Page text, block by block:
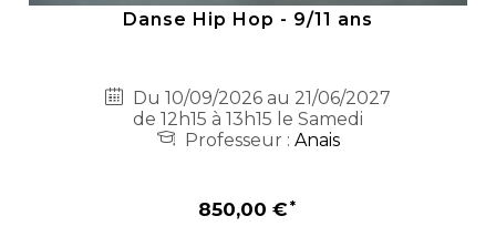
Danse Hip Hop - 9/11 ans
Du 10/09/2026 au 21/06/2027
de 12h15 à 13h15 le Samedi
Professeur : Anais
850,00 €